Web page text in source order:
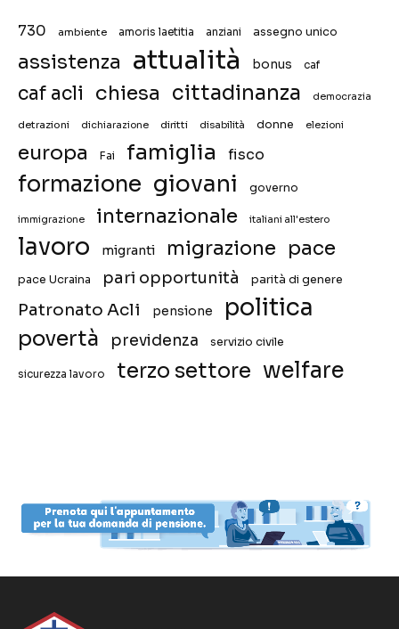
730 ambiente amoris laetitia anziani assegno unico
assistenza attualità bonus caf
caf acli chiesa cittadinanza democrazia
detrazioni dichiarazione diritti disabilità donne elezioni
europa Fai famiglia fisco
formazione giovani governo
immigrazione internazionale italiani all'estero
lavoro migranti migrazione pace
pace Ucraina pari opportunità parità di genere
Patronato Acli pensione politica
povertà previdenza servizio civile
sicurezza lavoro terzo settore welfare